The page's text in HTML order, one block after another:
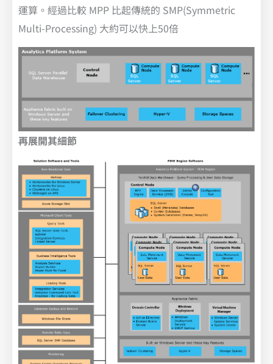
運算。經過比較 MPP 比起傳統的 SMP(Symmetric
Multi-Processing) 大約可以快上50倍
再展開其細節